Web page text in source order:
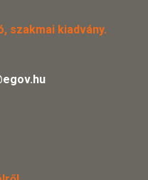
szakmai kiadvány.